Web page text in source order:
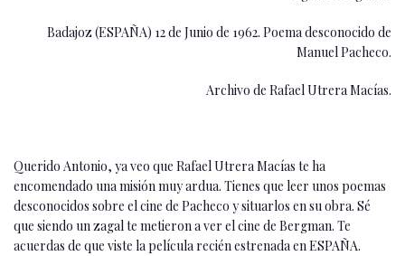
Badajoz (ESPAÑA) 12 de Junio de 1962. Poema desconocido de
Manuel Pacheco.
Archivo de Rafael Utrera Macías.
Querido Antonio, ya veo que Rafael Utrera Macías te ha
encomendado una misión muy ardua. Tienes que leer unos poemas
desconocidos sobre el cine de Pacheco y situarlos en su obra. Sé
que siendo un zagal te metieron a ver el cine de Bergman. Te
acuerdas de que viste la película recién estrenada en ESPAÑA.